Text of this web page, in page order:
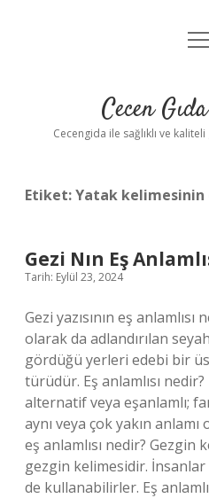
Yasal
Cecen
Cecengida ile sağlıklı ve
Etiket:Yatak kelimesinin
Gezi Nın Eş
Tarih: Eylül 23, 2024
Gezi yazısının eş
olarak da adlandırılan
gördüğü yerleri edebi bir
türüdür. Eş anlamlısı nedir?
alternatif veya eşanlamlı;
aynı veya çok yakın
eş anlamlısı nedir? Gezgin
gezgin kelimesidir.
de kullanabilirler. Eş